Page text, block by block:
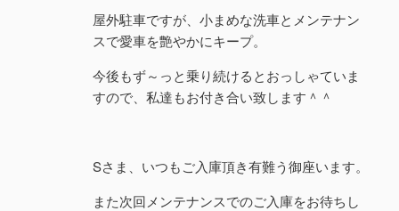
屋外駐車ですが、小まめな洗車とメンテナン
スで愛車を艶やかにキープ。
今後もず～っと乗り続けるとおっしゃていま
すので、私達もお付き合い致します＾＾
Sさま、いつもご入庫頂き有難う御座います。
また次回メンテナンスでのご入庫をお待ちし